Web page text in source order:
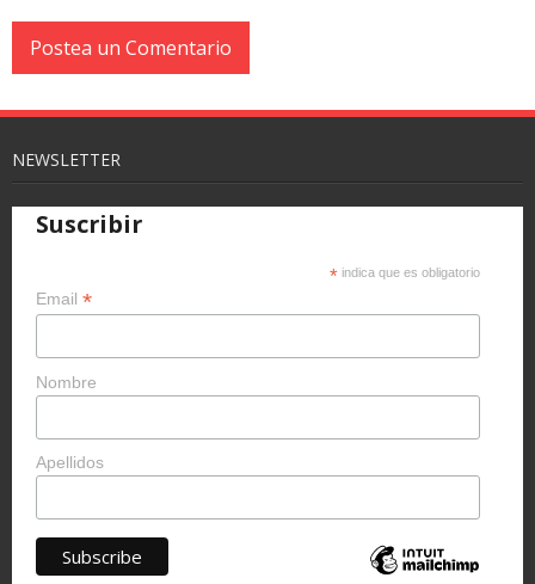
NEWSLETTER
Suscribir
* indica que es obligatorio
Email *
Nombre
Apellidos